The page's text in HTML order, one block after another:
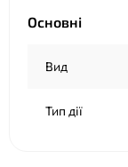
Основні
Вид
Тип дії
❤